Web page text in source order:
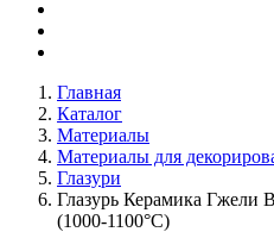
Главная
Каталог
Материалы
Материалы для
Глазури
Глазурь Керамика Гжели
(1000-1100°С)